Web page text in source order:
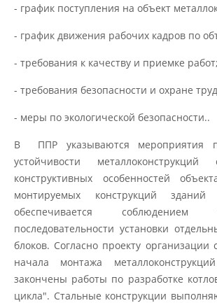
- график поступления на объект
- график движения рабочих кадров по
- требования к качеству и приемке работ;
- требования безопасности и охране
- меры по экологической безопасности..
В ППР указываются мероприятия
устойчивости
конструктивных особенностей
монтируемых конструкций
обеспечивается соблюдением
последовательности установки
блоков. Согласно проекту организации
начала монтажа
закончены работы по разработке
цикла". Стальные конструкции